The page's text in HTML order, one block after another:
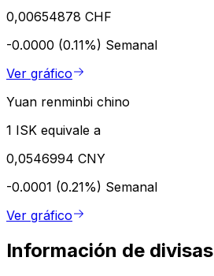
0,00654878 CHF
-0.0000 (0.11%) Semanal
Ver gráfico
Yuan renminbi chino
1 ISK equivale a
0,0546994 CNY
-0.0001 (0.21%) Semanal
Ver gráfico
Información de divisas